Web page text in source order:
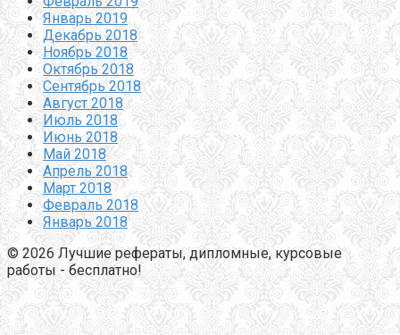
Январь 2019
Декабрь 2018
Ноябрь 2018
Октябрь 2018
Сентябрь 2018
Август 2018
Июль 2018
Июнь 2018
Май 2018
Апрель 2018
Март 2018
Февраль 2018
Январь 2018
© 2026 Лучшие рефераты, дипломные, курсовые
работы - бесплатно!